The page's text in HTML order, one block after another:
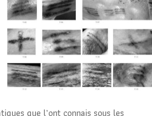
que l’ont connais sous les